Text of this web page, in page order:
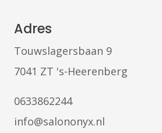
Adres
Touwslagersbaan 9
7041 ZT 's-Heerenberg
0633862244
info@salononyx.nl